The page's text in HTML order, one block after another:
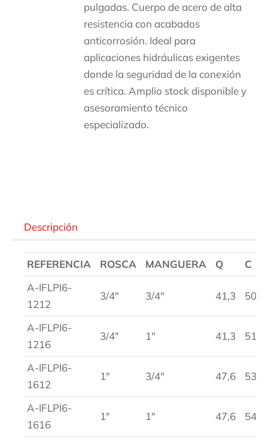
pulgadas. Cuerpo de acero de alta
resistencia con acabados
anticorrosión. Ideal para
aplicaciones hidráulicas exigentes
donde la seguridad de la conexión
es crítica. Amplio stock disponible y
asesoramiento técnico
especializado.
Descripción
REFERENCIA ROSCA MANGUERA Q
C
A-IFLPI6-
1212
3/4″ 3/4″ 41,3 50
A-IFLPI6-
1216
3/4″ 1″ 41,3 51
A-IFLPI6-
1612
1″ 3/4″ 47,6 53
A-IFLPI6-
1616
1″ 1″ 47,6 54